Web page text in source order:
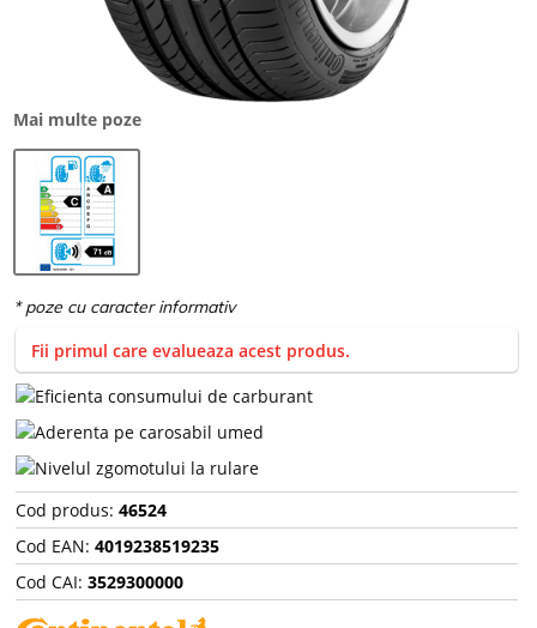
Mai multe poze
Fii primul care evalueaza acest produs.
Cod produs: 46524
Cod EAN: 4019238519235
Cod CAI: 3529300000